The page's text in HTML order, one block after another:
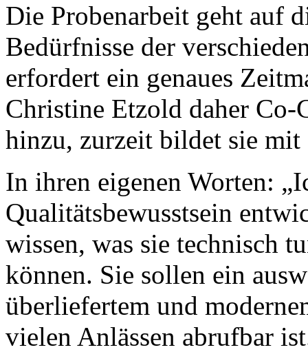
Die Probenarbeit geht auf
Bedürfnisse der
erfordert ein genaues
Christine Etzold daher
hinzu, zurzeit bildet sie mit
In ihren eigenen Worten:
Qualitätsbewusstsein
wissen, was sie technisch
können. Sie sollen ein
überliefertem und
vielen Anlässen abrufbar